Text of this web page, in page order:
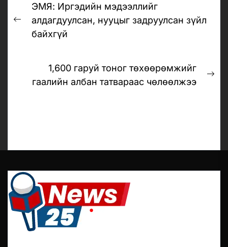
navigation
Previous
post:
ЭМЯ: Иргэдийн мэдээллийг
алдагдуулсан, нууцыг задруулсан зүйл
байхгүй
1,600 гаруй тоног төхөөрөмжийг
гаалийн албан татвараас чөлөөлжээ